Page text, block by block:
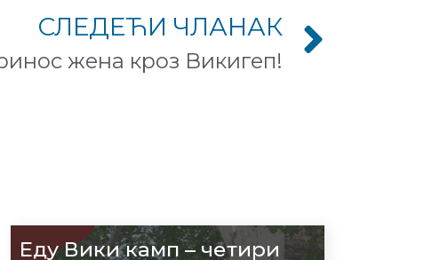
СЛЕДЕЋИ ЧЛАНАК
жена кроз Викигеп!
Еду Вики камп – четири